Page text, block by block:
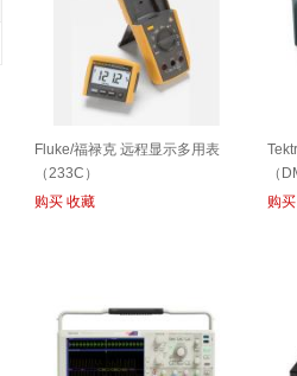
Fluke/福禄克 远程显示多用表
（233C）
购买 收藏
（
购买